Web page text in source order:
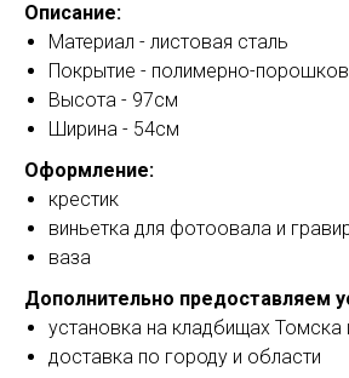
Описание:
Материал - листовая сталь
Покрытие - полимерно-
Высота - 97см
Ширина - 54см
Оформление:
крестик
виньетка для фотоовала и
ваза
Дополнительно предоставляем
установка на кладбищах Томска
доставка по городу и области